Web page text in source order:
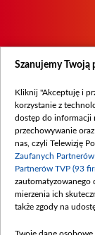
Szanujemy Twoją
Kliknij "Akceptuję i
korzystanie z
dostęp do informacji
przechowywanie
nas, czyli Telewizję
Zaufanych
Partnerów TVP (93
zautomatyzowanego
mierzenia ich
także zgody na